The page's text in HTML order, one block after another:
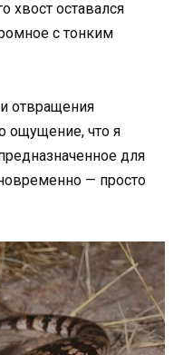
хвост оставался
с тонким
отвращения
ощущение, что я
для
— просто